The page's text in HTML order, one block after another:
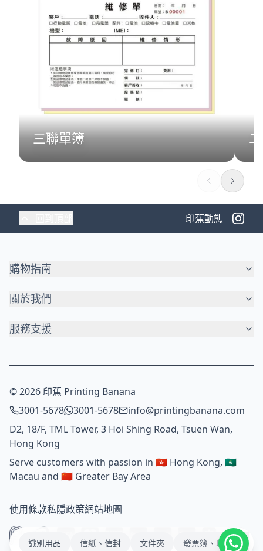
識別用品 信紙、信封 文件夾 發票簿、收據簿、
三聯單簿
印蕉動態
購物指南
關於我們
服務支援
© 2026 印蕉 Printing Banana
3001-5678
3001-5678
info@printingbanana.com
D2, 18/F, TML Tower, 3 Hoi Shing Road, Tsuen Wan,
Hong Kong
Serve customers with passion in 🇭🇰 Hong Kong, 🇲🇴
Macau and 🇨🇳 Greater Bay Area
使用條款私隱政策網站地圖